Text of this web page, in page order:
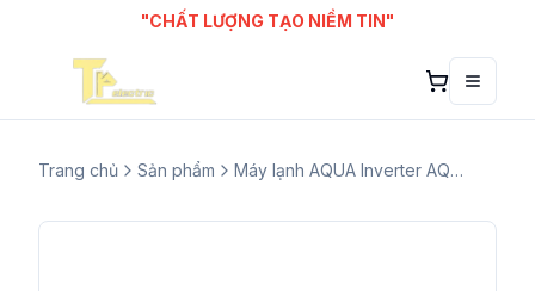
"CHẤT LƯỢNG TẠO NIỀM TIN"
Toggle
Trang chủ Sản phẩm Máy lạnh AQUA Inverter AQA-KCRV13FB